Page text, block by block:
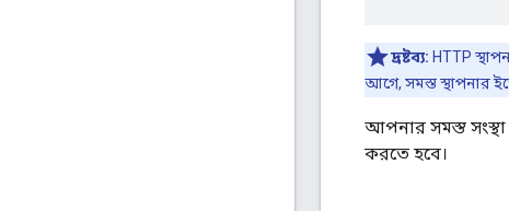
দ্রষ্টব্য: HTTP
আগে, সমস্ত স্থাপনার
আপনার সমস্ত
করতে হবে।